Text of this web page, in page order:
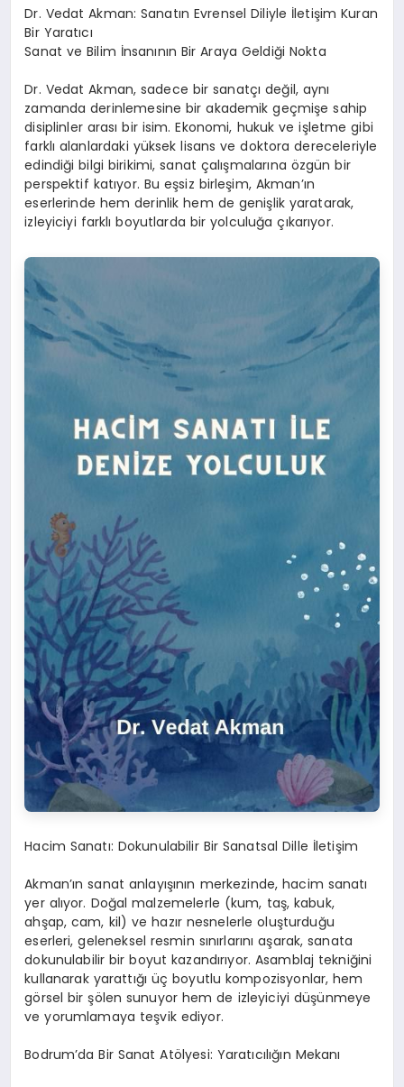
Dr. Vedat Akman: Sanatın Evrensel Diliyle İletişim Kuran
Bir Yaratıcı
Sanat ve Bilim İnsanının Bir Araya Geldiği Nokta
Dr. Vedat Akman, sadece bir sanatçı değil, aynı
zamanda derinlemesine bir akademik geçmişe sahip
disiplinler arası bir isim. Ekonomi, hukuk ve işletme gibi
farklı alanlardaki yüksek lisans ve doktora dereceleriyle
edindiği bilgi birikimi, sanat çalışmalarına özgün bir
perspektif katıyor. Bu eşsiz birleşim, Akman’ın
eserlerinde hem derinlik hem de genişlik yaratarak,
izleyiciyi farklı boyutlarda bir yolculuğa çıkarıyor.
Hacim Sanatı: Dokunulabilir Bir Sanatsal Dille İletişim
Akman’ın sanat anlayışının merkezinde, hacim sanatı
yer alıyor. Doğal malzemelerle (kum, taş, kabuk,
ahşap, cam, kil) ve hazır nesnelerle oluşturduğu
eserleri, geleneksel resmin sınırlarını aşarak, sanata
dokunulabilir bir boyut kazandırıyor. Asamblaj tekniğini
kullanarak yarattığı üç boyutlu kompozisyonlar, hem
görsel bir şölen sunuyor hem de izleyiciyi düşünmeye
ve yorumlamaya teşvik ediyor.
Bodrum’da Bir Sanat Atölyesi: Yaratıcılığın Mekanı